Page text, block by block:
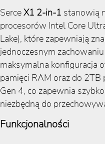
SerceX1 2-in-1 stanowią
procesorów Intel Core
Lake), które zapewniają
jednoczesnym
maksymalna konfiguracja
pamięci RAM oraz do 2TB
Gen 4, co zapewnia
niezbędną do
Funkcjonalności